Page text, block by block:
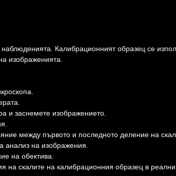
Калибрационният образец се
изображенията.
и заснемете изображението.
между първото и последното деление на
анализ на изображения.
на обектива.
на скалите на калибрационния образец в реални